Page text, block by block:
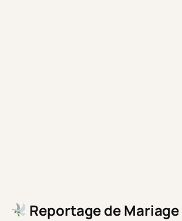
Reportage de Mariage